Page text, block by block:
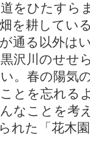
をひたすら
を耕してい
通る以外は
沢川のせせ
。春の陽気
とを忘れる
なことを考
れた「花木